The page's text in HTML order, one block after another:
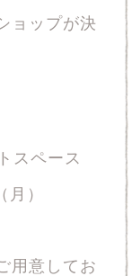
ョップが決
スペース
）
用意してお